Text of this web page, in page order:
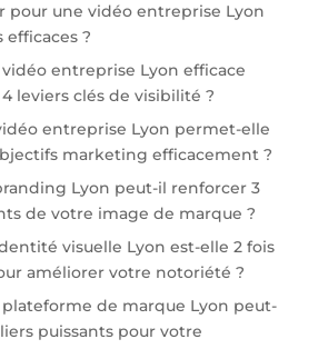
pour une vidéo entreprise Lyon
efficaces ?
entreprise Lyon efficace
leviers clés de visibilité ?
entreprise Lyon permet-elle
marketing efficacement ?
Lyon peut-il renforcer 3
de votre image de marque ?
visuelle Lyon est-elle 2 fois
améliorer votre notoriété ?
de marque Lyon peut-
puissants pour votre